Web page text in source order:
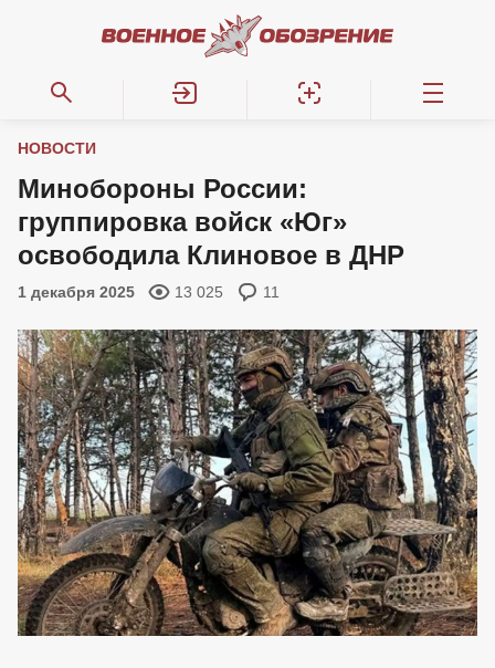
НОВОСТИ
Минобороны России:
группировка войск «Юг»
освободила Клиновое в ДНР
1 декабря 2025 13 025 11